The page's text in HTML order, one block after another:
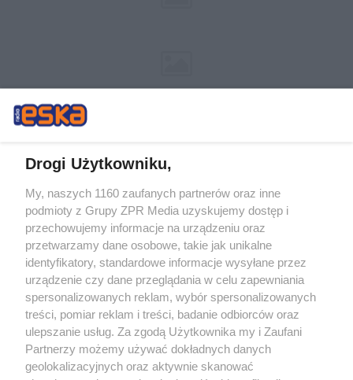
Żaden utwór zamieszczony w serwisie nie może być powielany i
rozpowszechniany lub dalej rozpowszechniany w jakikolwiek sposób (w
tym także elektroniczny lub mechaniczny) na jakimkolwiek polu
eksploatacji w jakiejkolwiek formie, włącznie z umieszczaniem w Internecie
bez pisemnej zgody właściciela praw. Jakiekolwiek użycie lub
wykorzystanie utworów w całości lub w części z naruszeniem prawa, tzn.
bez właściwej zgody, jest zabronione pod groźbą kary i może być ścigane
prawnie.
Drogi Użytkowniku,
My, naszych 1160 zaufanych partnerów oraz inne
podmioty z Grupy ZPR Media uzyskujemy dostęp i
przechowujemy informacje na urządzeniu oraz
przetwarzamy dane osobowe, takie jak unikalne
identyfikatory, standardowe informacje wysyłane przez
urządzenie czy dane przeglądania w celu zapewniania
spersonalizowanych reklam, wybór spersonalizowanych
treści, pomiar reklam i treści, badanie odbiorców oraz
ulepszanie usług. Za zgodą Użytkownika my i Zaufani
Partnerzy możemy używać dokładnych danych
geolokalizacyjnych oraz aktywnie skanować